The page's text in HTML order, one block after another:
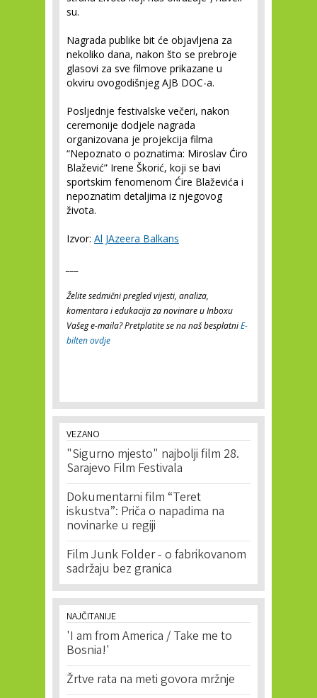
su.
Nagrada publike bit će objavljena za
nekoliko dana, nakon što se prebroje
glasovi za sve filmove prikazane u
okviru ovogodišnjeg AJB DOC-a.
Posljednje festivalske večeri, nakon
ceremonije dodjele nagrada
organizovana je projekcija filma
“Nepoznato o poznatima: Miroslav Ćiro
Blažević” Irene Škorić, koji se bavi
sportskim fenomenom Ćire Blaževića i
nepoznatim detaljima iz njegovog
života.
Izvor: Al JAzeera Balkans
Želite sedmični pregled vijesti, analiza,
komentara i edukacija za novinare u Inboxu
Vašeg e-maila? Pretplatite se na naš besplatniE-
bilten ovdje
VEZANO
"Sigurno mjesto" najbolji film 28.
Sarajevo Film Festivala
Dokumentarni film “Teret
iskustva”: Priča o napadima na
novinarke u regiji
Film Junk Folder - o fabrikovanom
sadržaju bez granica
NAJČITANIJE
'I am from America / Take me to
Bosnia!'
Žrtve rata na meti govora mržnje